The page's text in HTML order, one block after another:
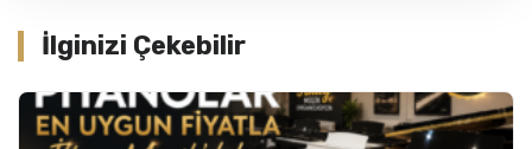
İlginizi Çekebilir